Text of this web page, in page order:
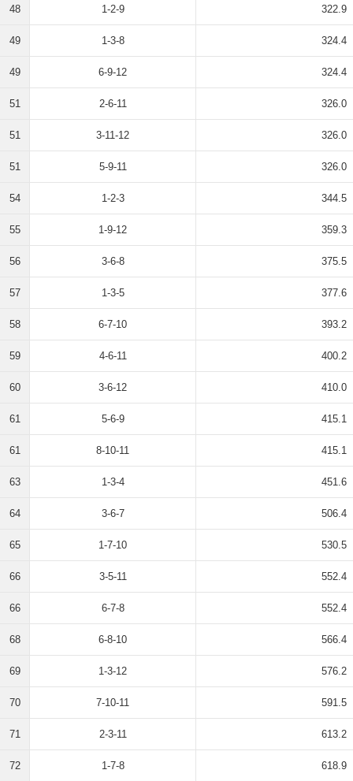
48 1-2-9 322.9
49 1-3-8 324.4
49 6-9-12 324.4
51 2-6-11 326.0
51 3-11-12 326.0
51 5-9-11 326.0
54 1-2-3 344.5
55 1-9-12 359.3
56 3-6-8 375.5
57 1-3-5 377.6
58 6-7-10 393.2
59 4-6-11 400.2
60 3-6-12 410.0
61 5-6-9 415.1
61 8-10-11 415.1
63 1-3-4 451.6
64 3-6-7 506.4
65 1-7-10 530.5
66 3-5-11 552.4
66 6-7-8 552.4
68 6-8-10 566.4
69 1-3-12 576.2
70 7-10-11 591.5
71 2-3-11 613.2
72 1-7-8 618.9